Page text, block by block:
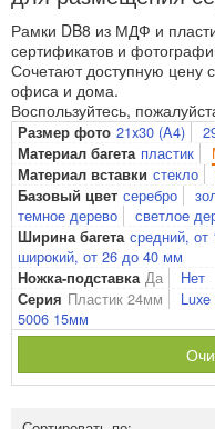
Рамки DB8 из МДФ и
сертификатов и
Сочетают доступную цену
офиса и дома.
Воспользуйтесь,
Размер фото 21x30 (A4)
Материал багета пластик
Материал вставки стекло
Базовый цвет серебро
темное дерево
светлое
Ширина багета средний,
широкий, от 26 до 40 мм
Ножка-подставка Да Нет
Серия Пластик 24мм
5006 15мм